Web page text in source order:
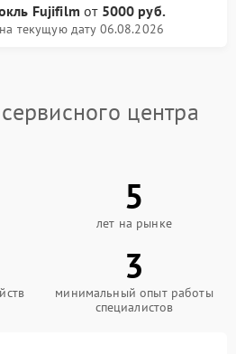
Fujifilm от 5000 руб.
текущую дату 06.08.2026
центра
5
лет на рынке
3
минимальный опыт работы
специалистов